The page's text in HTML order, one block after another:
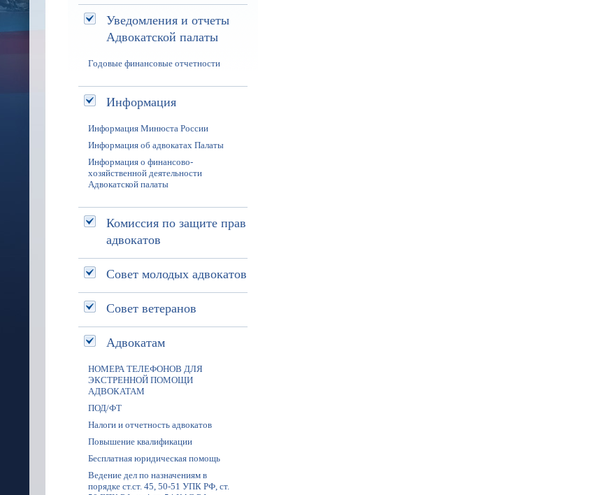
Уведомления и отчеты
Адвокатской палаты
Годовые финансовые отчетности
Информация
Информация Минюста России
Информация об адвокатах Палаты
Информация о финансово-
хозяйственной деятельности
Адвокатской палаты
Комиссия по защите прав
адвокатов
Совет молодых адвокатов
Совет ветеранов
Адвокатам
НОМЕРА ТЕЛЕФОНОВ ДЛЯ
ЭКСТРЕННОЙ ПОМОЩИ
АДВОКАТАМ
ПОД/ФТ
Налоги и отчетность адвокатов
Повышение квалификации
Бесплатная юридическая помощь
Ведение дел по назначениям в
порядке ст.ст. 45, 50-51 УПК РФ, ст.